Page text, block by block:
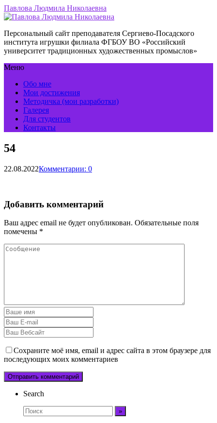
Павлова Людмила Николаевна
Персональный сайт преподавателя Сергиево-Посадского
института игрушки филиала ФГБОУ ВО «Российский
университет традиционных художественных промыслов»
Меню
Обо мне
Мои достижения
Методичка (мои разработки)
Галерея
Для студентов
Контакты
54
22.08.2022Комментарии: 0
Добавить комментарий
Ваш адрес email не будет опубликован. Обязательные поля
помечены *
Сохраните моё имя, email и адрес сайта в этом браузере для
последующих моих комментариев
Search